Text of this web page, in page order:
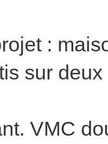
:
sur
VMC